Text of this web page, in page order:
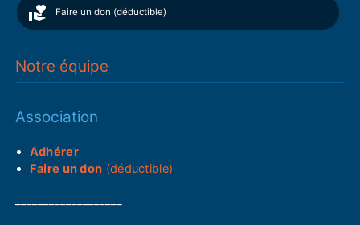
Faire un don (déductible)
Notre équipe
Association
Adhérer
Faire un don (déductible)